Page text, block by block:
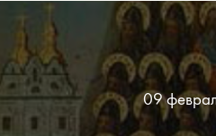
09